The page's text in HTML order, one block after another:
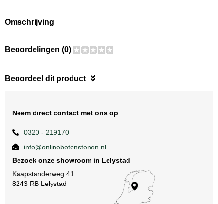
Omschrijving
Beoordelingen (0)
Beoordeel dit product
Neem direct contact met ons op
0320 - 219170
info@onlinebetonstenen.nl
Bezoek onze showroom in Lelystad
Kaapstanderweg 41
8243 RB Lelystad